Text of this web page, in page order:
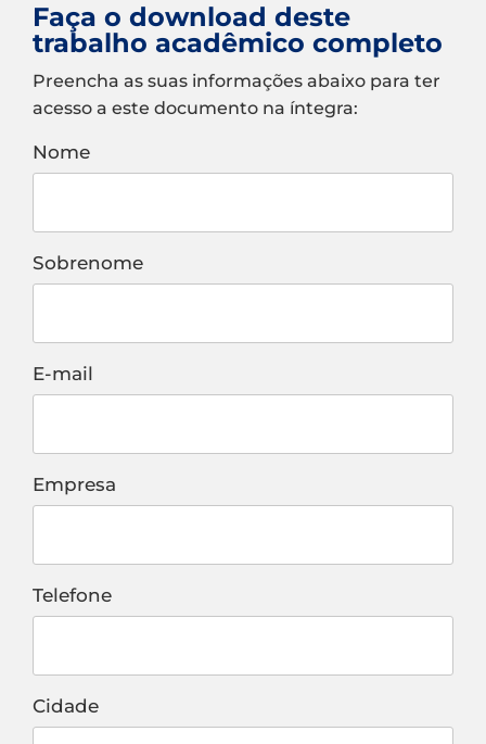
Faça o download deste
trabalho acadêmico completo
Preencha as suas informações abaixo para ter
acesso a este documento na íntegra:
Nome
Sobrenome
E-mail
Empresa
Telefone
Cidade